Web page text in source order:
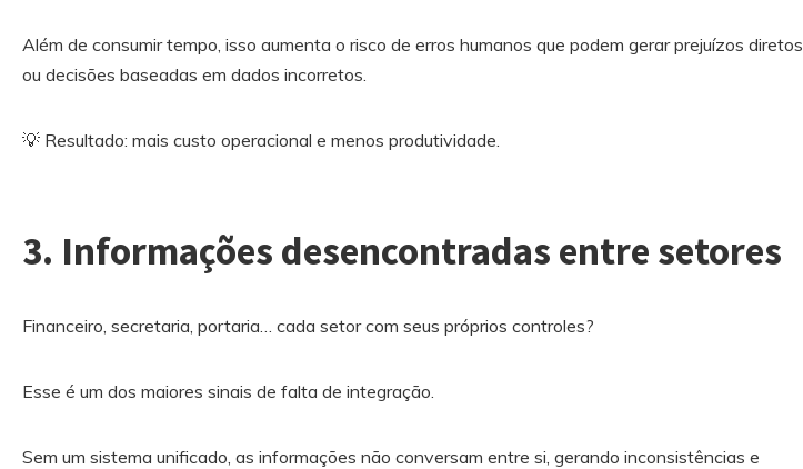
Além de consumir tempo, isso aumenta o risco de erros humanos que podem gerar prejuízos diretos
ou decisões baseadas em dados incorretos.
💡 Resultado: mais custo operacional e menos produtividade.
3. Informações desencontradas entre setores
Financeiro, secretaria, portaria… cada setor com seus próprios controles?
Esse é um dos maiores sinais de falta de integração.
Sem um sistema unificado, as informações não conversam entre si, gerando inconsistências e